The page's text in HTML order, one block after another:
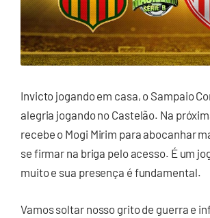
Invicto jogando em casa, o Sampaio
alegria jogando no Castelão. Na
recebe o Mogi Mirim para abocanhar
se firmar na briga pelo acesso. É um
muito e sua presença é fundamental.
Vamos soltar nosso grito de guerra e